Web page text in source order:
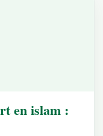
en islam :